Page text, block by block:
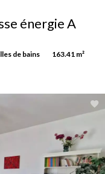
énergie A
de bains 163.41 m²